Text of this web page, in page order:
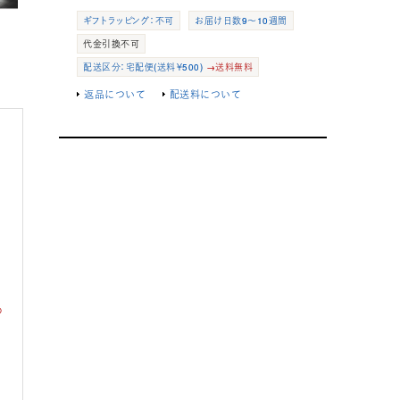
ギフトラッピング：不可
お届け日数9～10週間
代金引換不可
配送区分：宅配便(送料￥500) →送料無料
返品について 配送料について